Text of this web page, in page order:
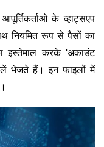
के व्हाट्सएप
नियमित रूप से पैसों का
इस्तेमाल करके 'अकाउंट
भेजते हैं। इन फाइलों में